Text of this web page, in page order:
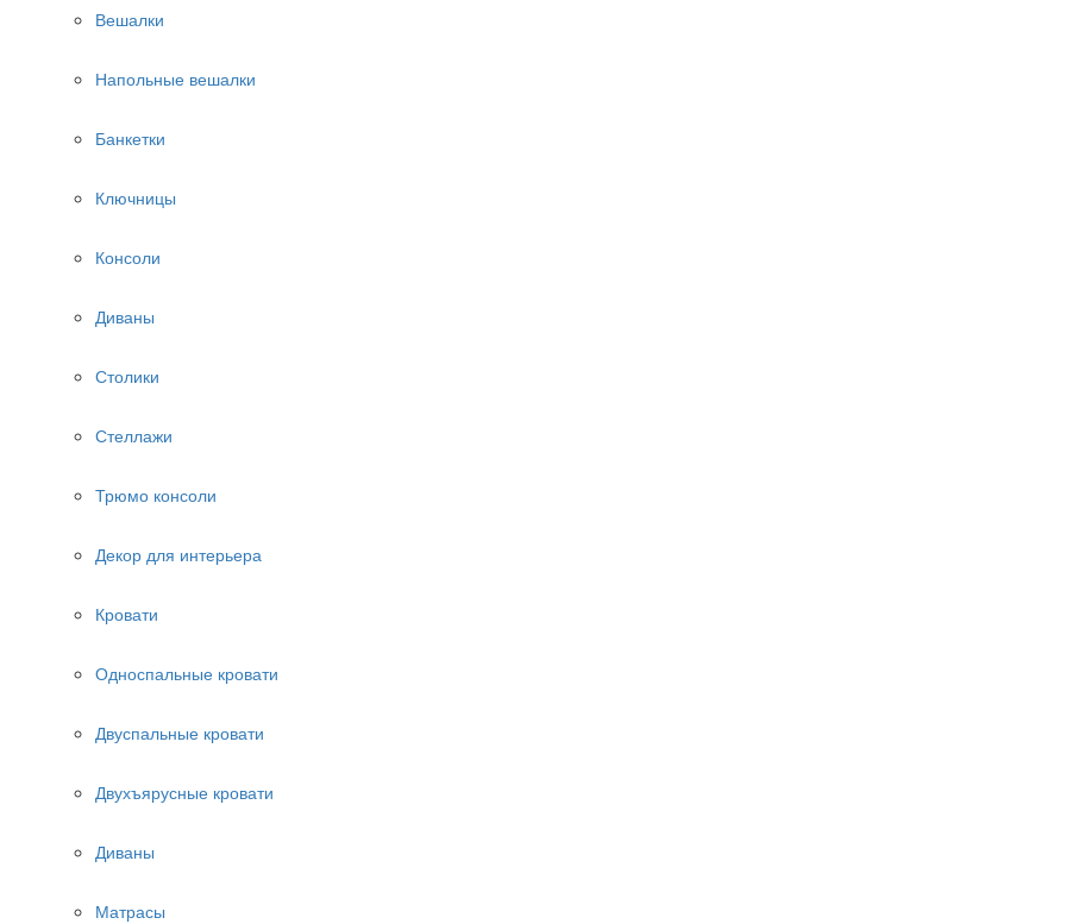
Вешалки
Напольные вешалки
Банкетки
Ключницы
Консоли
Диваны
Столики
Стеллажи
Трюмо консоли
Декор для интерьера
Кровати
Односпальные кровати
Двуспальные кровати
Двухъярусные кровати
Диваны
Матрасы